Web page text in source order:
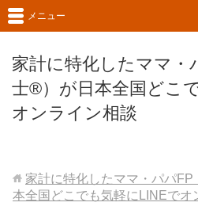
家計に特化したママ・
士®）が日本全国どこ
オンライン相談
メニュー
家計に特化したママ・パパFP
本全国どこでも気軽にLINEでオ